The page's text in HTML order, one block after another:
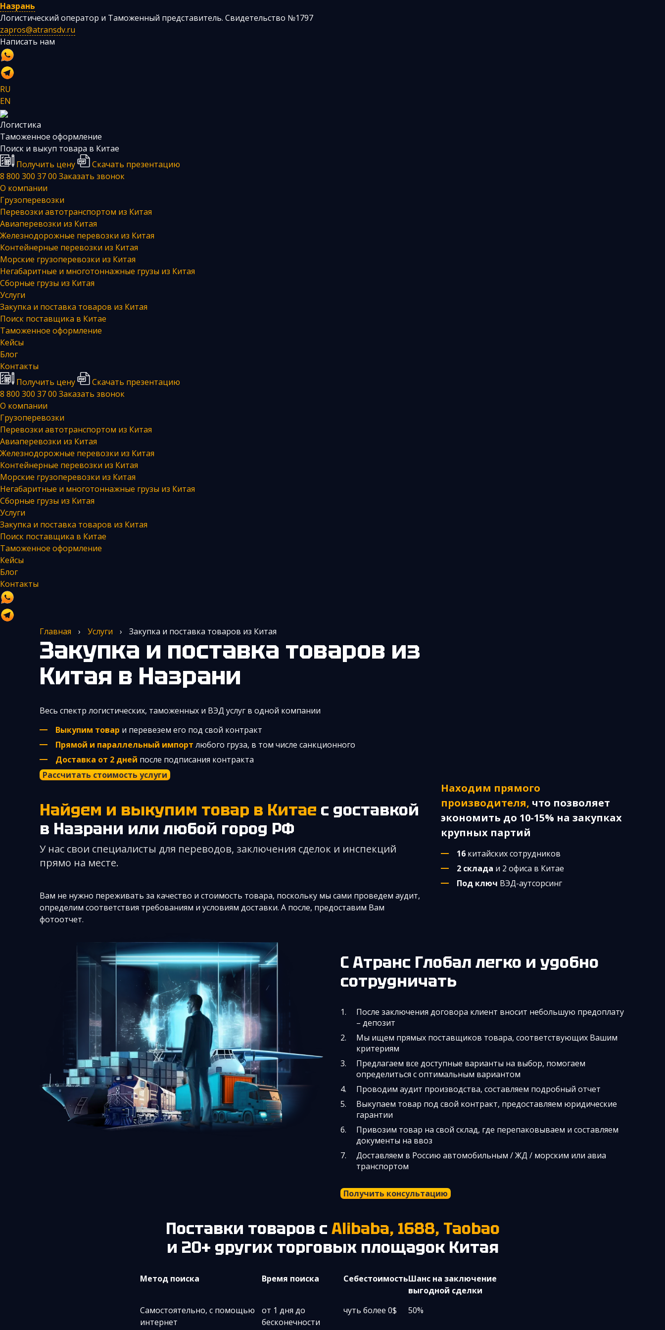
Назрань
Логистический оператор и Таможенный представитель. Свидетельство №1797
zapros@atransdv.ru
Написать нам
RU
EN
Логистика
Таможенное оформление
Поиск и выкуп товара в Китае
Получить цену
Скачать презентацию
8 800 300 37 00 Заказать звонок
О компании
Грузоперевозки
Перевозки автотранспортом из Китая
Авиаперевозки из Китая
Железнодорожные перевозки из Китая
Контейнерные перевозки из Китая
Морские грузоперевозки из Китая
Негабаритные и многотоннажные грузы из Китая
Сборные грузы из Китая
Услуги
Закупка и поставка товаров из Китая
Поиск поставщика в Китае
Таможенное оформление
Кейсы
Блог
Контакты
Получить цену
Скачать презентацию
8 800 300 37 00 Заказать звонок
О компании
Грузоперевозки
Перевозки автотранспортом из Китая
Авиаперевозки из Китая
Железнодорожные перевозки из Китая
Контейнерные перевозки из Китая
Морские грузоперевозки из Китая
Негабаритные и многотоннажные грузы из Китая
Сборные грузы из Китая
Услуги
Закупка и поставка товаров из Китая
Поиск поставщика в Китае
Таможенное оформление
Кейсы
Блог
Контакты
Главная › Услуги › Закупка и поставка товаров из Китая
Закупка и поставка товаров из
Китая в Назрани
Весь спектр логистических, таможенных и ВЭД услуг в одной компании
Выкупим товар и перевезем его под свой контракт
Прямой и параллельный импорт любого груза, в том числе санкционного
Доставка от 2 дней после подписания контракта
Рассчитать стоимость услуги
Найдем и выкупим товар в Китае с доставкой
в Назрани или любой город РФ
У нас свои специалисты для переводов, заключения сделок и инспекций
прямо на месте.
Вам не нужно переживать за качество и стоимость товара, поскольку мы сами проведем аудит,
определим соответствия требованиям и условиям доставки. А после, предоставим Вам
фотоотчет.
Находим прямого
производителя, что позволяет
экономить до 10-15% на закупках
крупных партий
16китайских сотрудников
2 склада и 2 офиса в Китае
Под ключ ВЭД-аутсорсинг
С Атранс Глобал легко и удобно
сотрудничать
После заключения договора клиент вносит небольшую предоплату
– депозит
Мы ищем прямых поставщиков товара, соответствующих Вашим
критериям
Предлагаем все доступные варианты на выбор, помогаем
определиться с оптимальным вариантом
Проводим аудит производства, составляем подробный отчет
Выкупаем товар под свой контракт, предоставляем юридические
гарантии
Привозим товар на свой склад, где перепаковываем и составляем
документы на ввоз
Доставляем в Россию автомобильным / ЖД / морским или авиа
транспортом
Получить консультацию
Поставки товаров с Alibaba, 1688, Taobao
и 20+ других торговых площадок Китая
Метод поиска Время поиска СебестоимостьШанс на заключение
выгодной сделки
Самостоятельно, с помощью
интернет
от 1 дня до
бесконечности
чуть более 0$ 50%